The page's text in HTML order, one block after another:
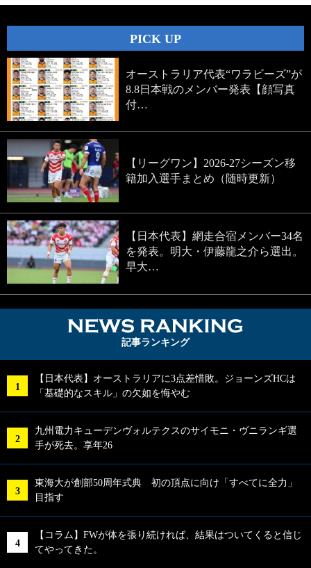
PICK UP
オーストラリア代表“ワラビーズ”が
8.8日本戦のメンバー発表【顔写真
付…
【リーグワン】2026-27シーズン移
籍加入選手まとめ（随時更新）
【日本代表】網走合宿メンバー34名
を発表。明大・伊藤龍之介ら選出。
早大…
記事ランキング
【日本代表】オーストラリアに3点差惜敗。ジョーンズHCは
「基礎的なスキル」の欠如を悔やむ
九州電力キューデンヴォルテクスのサイモニ・ヴニランギ選
手が死去。享年26
東海大が創部50周年式典 初の頂点に向け「すべてに全力」
目指す
【コラム】FWが体を張り続ければ、結果はついてくると信じ
てやってきた。